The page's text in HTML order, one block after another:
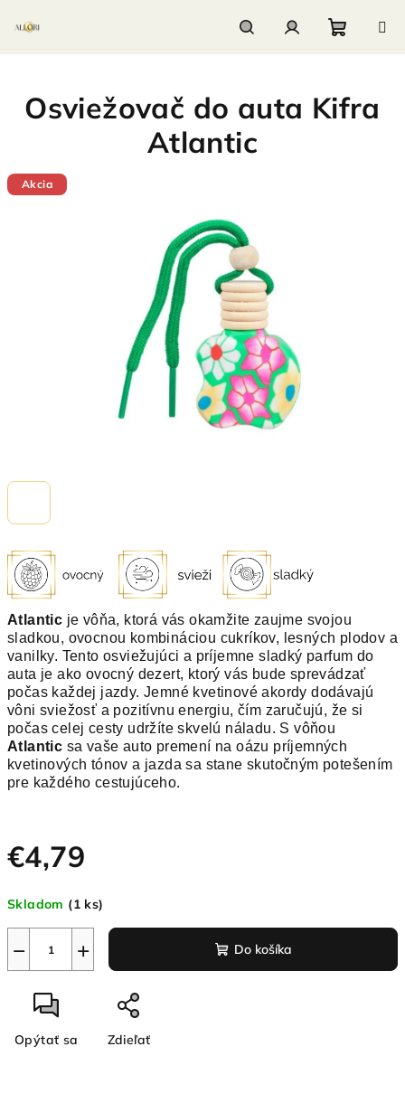
košík
Atlantic je vôňa, ktorá vás okamžite zaujme svojou
sladkou, ovocnou kombináciou cukríkov, lesných plodov a
vanilky. Tento osviežujúci a príjemne sladký parfum do
auta je ako ovocný dezert, ktorý vás bude sprevádzať
počas každej jazdy. Jemné kvetinové akordy dodávajú
vôni sviežosť a pozitívnu energiu, čím zaručujú, že si
počas celej cesty udržíte skvelú náladu. S vôňou
Atlantic sa vaše auto premení na oázu príjemných
kvetinových tónov a jazda sa stane skutočným potešením
pre každého cestujúceho.
€4,79
cena:
Skladom (1 ks)
+
− Do košíka
Opýtať sa Zdieľať
Osviežovač do auta Kifra
Atlantic
Akcia